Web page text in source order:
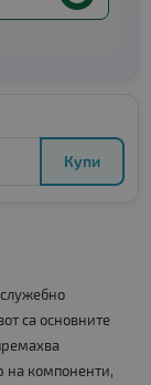
Купи
са основните
на компоненти,